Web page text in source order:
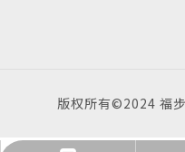
版权所有©2024 福